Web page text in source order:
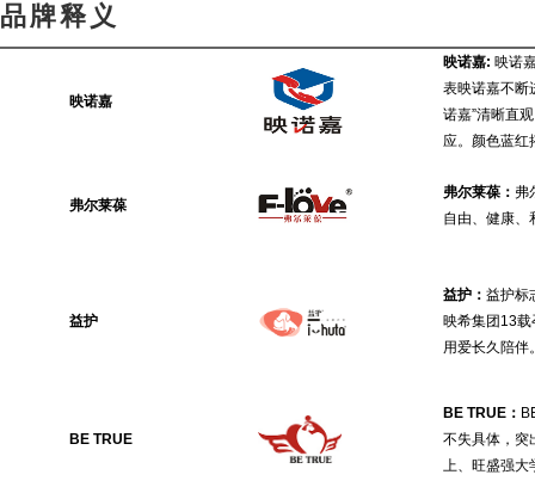
品牌释义
映诺嘉
映诺嘉: 映诺
表映诺嘉不断
诺嘉”清晰直
应。颜色蓝红
弗尔莱葆
弗尔莱葆： 弗
自由、健康、
益护
益护： 益护标
映希集团13
用爱长久陪伴
BE TRUE
BE TRUE：
不失具体，突
上、旺盛强大